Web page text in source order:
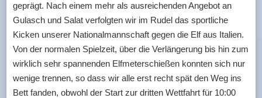
geprägt. Nach einem mehr als ausreichenden Angebot an
Gulasch und Salat verfolgten wir im Rudel das sportliche
Kicken unserer Nationalmannschaft gegen die Elf aus Italien.
Von der normalen Spielzeit, über die Verlängerung bis hin zum
wirklich sehr spannenden Elfmeterschießen konnten sich nur
wenige trennen, so dass wir alle erst recht spät den Weg ins
Bett fanden, obwohl der Start zur dritten Wettfahrt für 10:00